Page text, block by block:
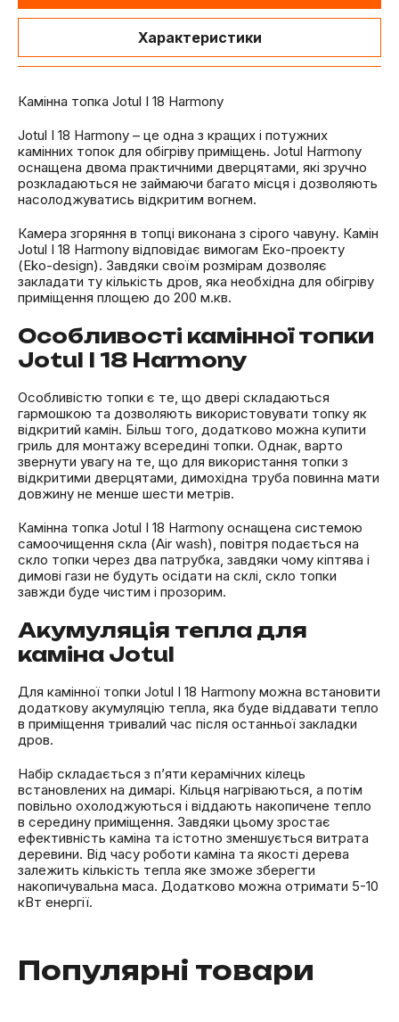
Характеристики
Камінна топка Jotul I 18 Harmony
Jotul I 18 Harmony – це одна з кращих і потужних
камінних топок для обігріву приміщень. Jotul Harmony
оснащена двома практичними дверцятами, які зручно
розкладаються не займаючи багато місця і дозволяють
насолоджуватись відкритим вогнем.
Камера згоряння в топці виконана з сірого чавуну. Камін
Jotul I 18 Harmony відповідає вимогам Еко-проекту
(Eko-design). Завдяки своїм розмірам дозволяє
закладати ту кількість дров, яка необхідна для обігріву
приміщення площею до 200 м.кв.
Особливості камінної топки
Jotul I 18 Harmony
Особливістю топки є те, що двері складаються
гармошкою та дозволяють використовувати топку як
відкритий камін. Більш того, додатково можна купити
гриль для монтажу всередині топки. Однак, варто
звернути увагу на те, що для використання топки з
відкритими дверцятами, димохідна труба повинна мати
довжину не менше шести метрів.
Камінна топка Jotul I 18 Harmony оснащена системою
самоочищення скла (Air wash), повітря подається на
скло топки через два патрубка, завдяки чому кіптява і
димові гази не будуть осідати на склі, скло топки
завжди буде чистим і прозорим.
Акумуляція тепла для
каміна Jotul
Для камінної топки Jotul I 18 Harmony можна встановити
додаткову акумуляцію тепла, яка буде віддавати тепло
в приміщення тривалий час після останньої закладки
дров.
Набір складається з п’яти керамічних кілець
встановлених на димарі. Кільця нагріваються, а потім
повільно охолоджуються і віддають накопичене тепло
в середину приміщення. Завдяки цьому зростає
ефективність каміна та істотно зменшується витрата
деревини. Від часу роботи каміна та якості дерева
залежить кількість тепла яке зможе зберегти
накопичувальна маса. Додатково можна отримати 5-10
кВт енергії.
Популярні товари